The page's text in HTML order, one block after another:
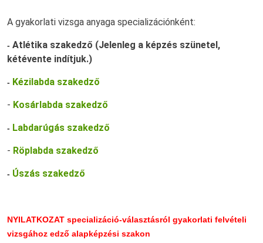
A gyakorlati vizsga anyaga specializációnként:
- Atlétika szakedző (Jelenleg a képzés szünetel,
kétévente indítjuk.)
- Kézilabda szakedző
- Kosárlabda szakedző
- Labdarúgás szakedző
- Röplabda szakedző
- Úszás szakedző
NYILATKOZAT specializáció-választásról gyakorlati felvételi
vizsgához edző alapképzési szakon